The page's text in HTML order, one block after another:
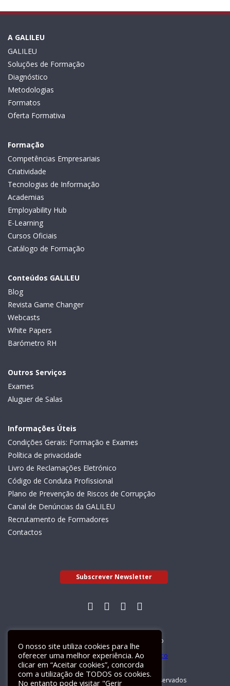
A GALILEU
GALILEU
Soluções de Formação
Diagnóstico
Metodologias
Formatos
Oferta Formativa
Formação
Competências Empresariais
Criatividade
Tecnologias de Informação
Academias
Employability Hub
E-Learning
Cursos Oficiais
Catálogo de Formação
Conteúdos GALILEU
Blog
Revista Game Changer
Webcasts
White Papers
Barómetro RH
Outros Serviços
Exames
Aluguer de Salas
Informações Úteis
Condições Gerais: Formação e Exames
Política de privacidade
Livro de Reclamações Eletrónico
Código de Conduta Profissional
Plano de Prevenção de Riscos de Corrupção
Canal de Denúncias da GALILEU
Recrutamento de Formadores
Contactos
Subscrever Newsletter
Livro de Reclamações Electrónico
GALILEU 2026 © Todos os direitos reservados
O nosso site utiliza cookies para lhe
oferecer uma melhor experiência. Ao
clicar em “Aceitar cookies”, concorda
com a utilização de TODOS os cookies.
No entanto pode visitar "Gerir